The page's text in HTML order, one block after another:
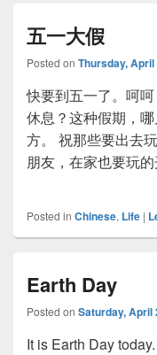
五一大假
Posted on Thursday, April
快要到五一了。呵
休息？这种假期，
方。 祝那些要出去
朋友，在家也要玩
Posted in Chinese, Life |
Earth Day
Posted on Saturday, April
It is Earth Day